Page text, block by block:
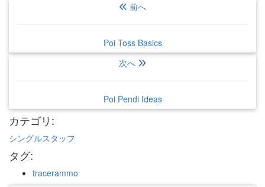
前へ
Poi Toss Basics
次へ
Poi Pendi Ideas
カテゴリ:
シングルスタッフ
タグ:
tracerammo